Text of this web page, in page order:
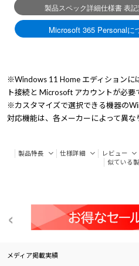
※Windows 11 Home エディションに
ト接続と Microsoft アカウントが必要
※カスタマイズで選択できる機器の
対応機能は、各メーカーによって異な
製品特長 仕様詳細 レビュー
似ている
メディア掲載実績